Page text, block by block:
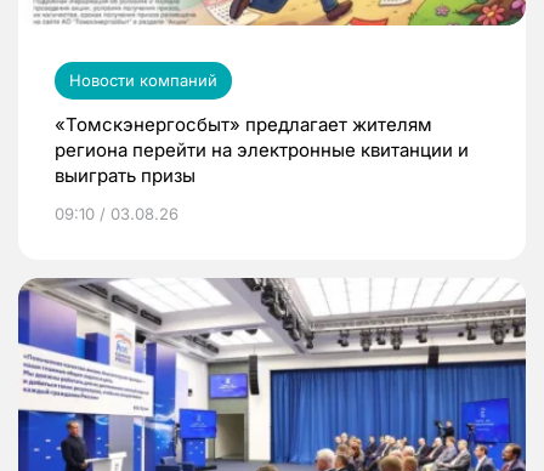
Новости компаний
«Томскэнергосбыт» предлагает жителям
региона перейти на электронные квитанции и
выиграть призы
09:10 / 03.08.26